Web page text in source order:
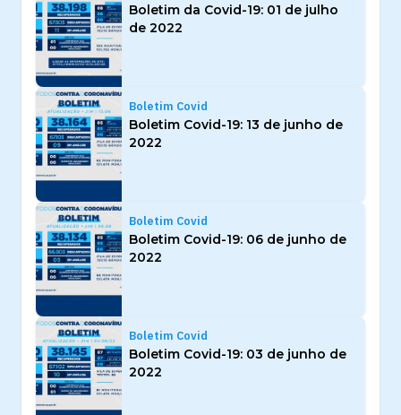
Boletim da Covid-19: 01 de julho
de 2022
Boletim Covid
Boletim Covid-19: 13 de junho de
2022
Boletim Covid
Boletim Covid-19: 06 de junho de
2022
Boletim Covid
Boletim Covid-19: 03 de junho de
2022